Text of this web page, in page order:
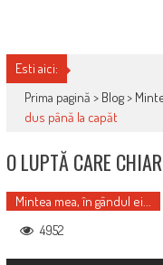
Esti aici:
Prima pagină > Blog>
dus până la capăt
O LUPTĂ CARE
Mintea mea, în gândul ei...
4952